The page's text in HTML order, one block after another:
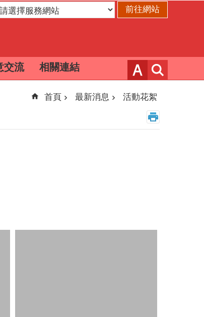
交流 相關連結
首頁 最新消息 活動花絮